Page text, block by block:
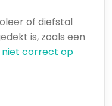
of diefstal
is, zoals een
niet correct op